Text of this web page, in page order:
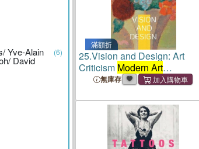
Yve-Alain
David
(6)
滿額折
25.Vision and Design: Art
Criticism Modern Art
Aesthetics Post-Impressionism
無庫存